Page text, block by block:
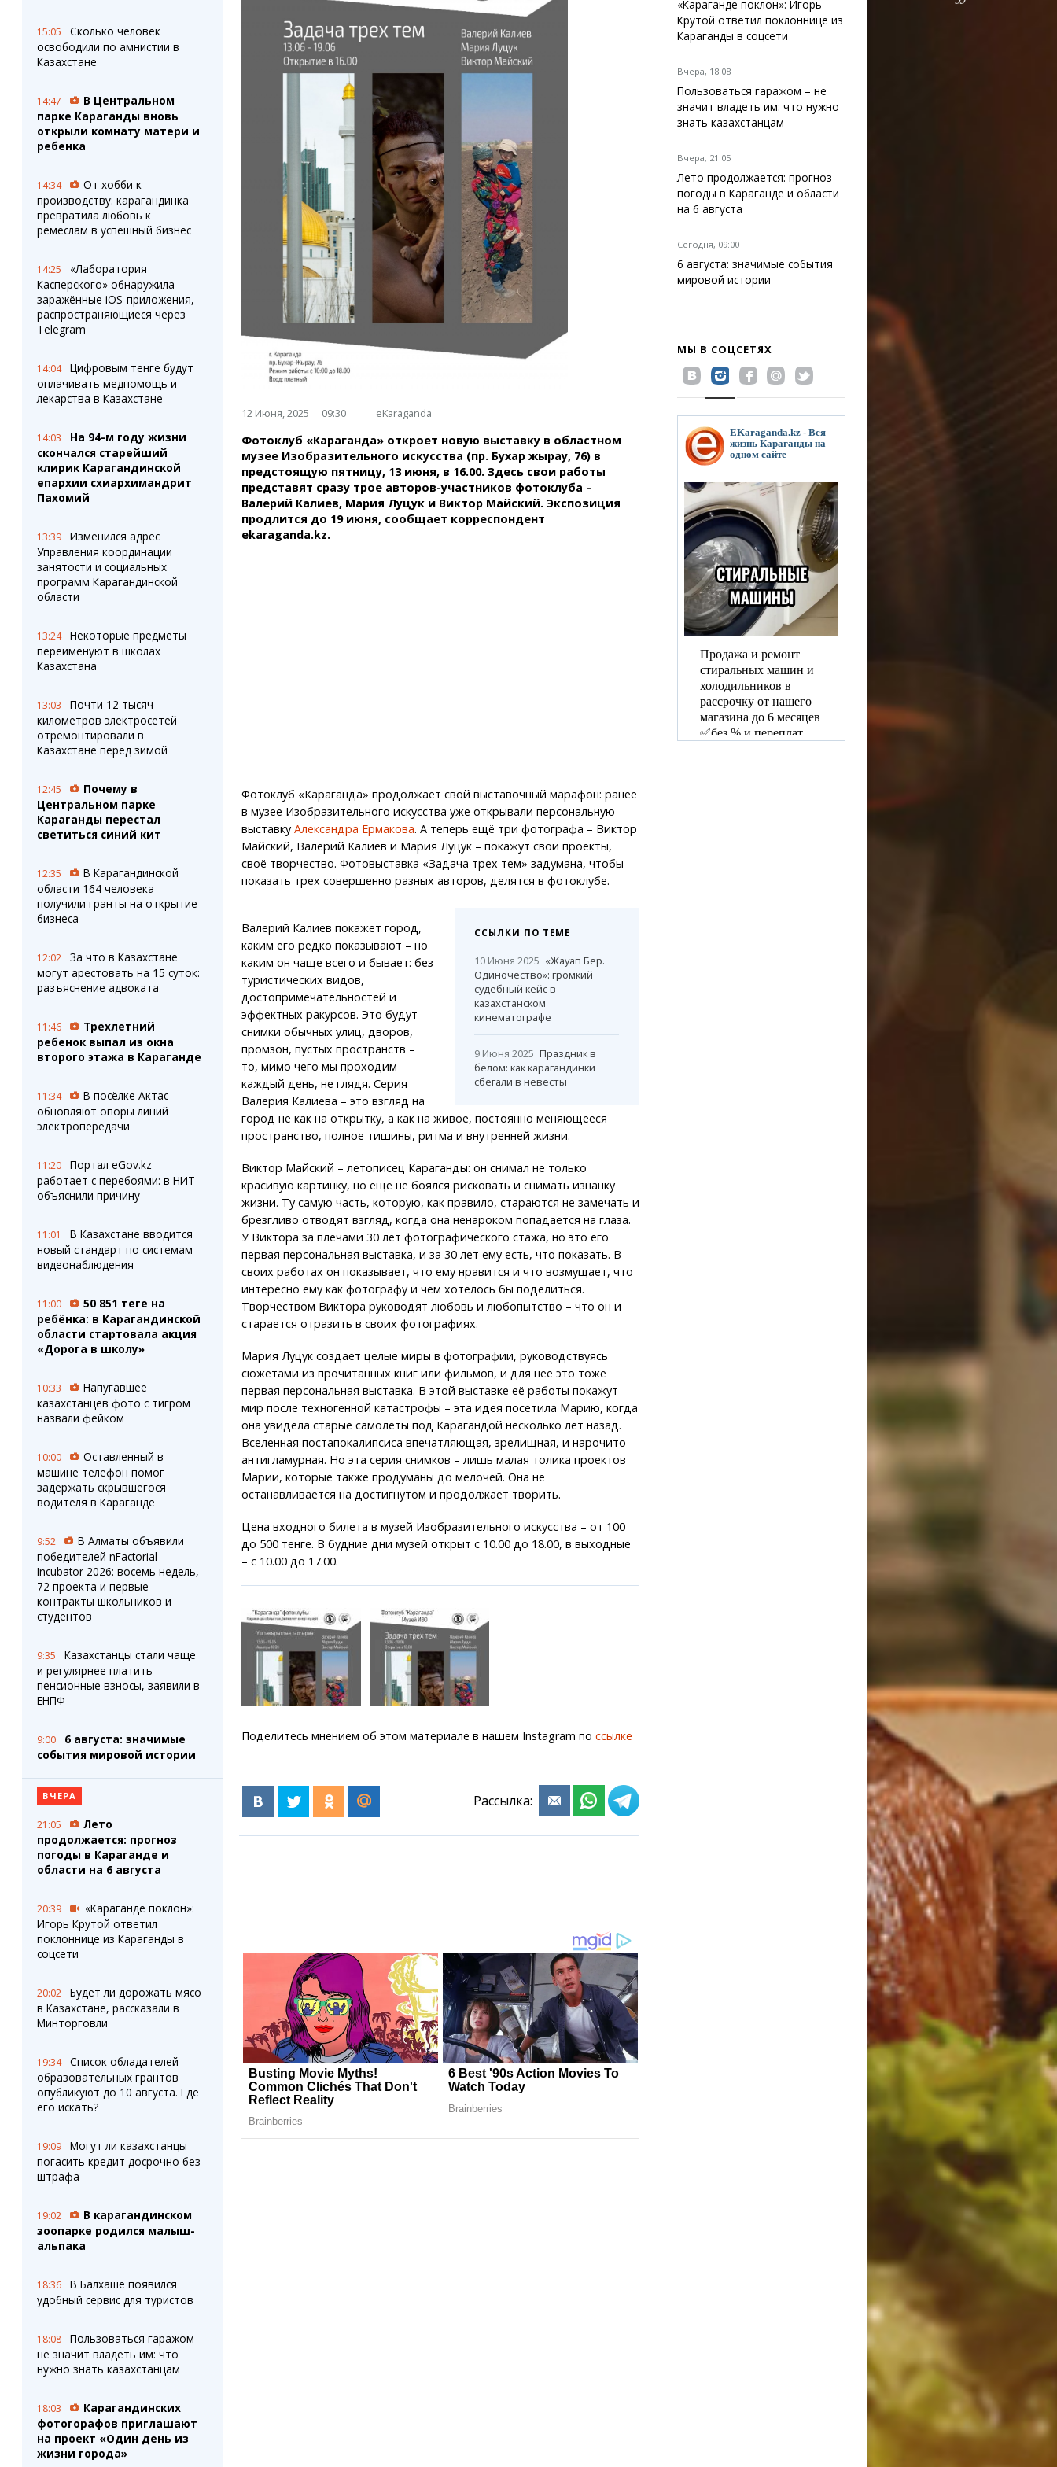
Штрихи
Коллаж недели
Ешкин гороскоп
Карта Караганды
Организации
Мой участковый
Перекрытие дорог
Темиртау
Балхаш
Жезказган
Медиа
Фото
Видео
Timelapse
Справочник
Расписание транспорта
Автобусные остановки
Экстренные службы
Каталог компаний
Купить шины, легко!
15:05
Сколько человек
освободили по амнистии в
Казахстане
14:47
В Центральном
парке Караганды вновь
открыли комнату матери и
ребенка
14:34
От хобби к
производству: карагандинка
превратила любовь к
ремёслам в успешный бизнес
14:25
«Лаборатория
Касперского» обнаружила
заражённые iOS-приложения,
распространяющиеся через
Telegram
14:04
Цифровым тенге будут
оплачивать медпомощь и
лекарства в Казахстане
14:03
На 94-м году жизни
скончался старейший
клирик Карагандинской
епархии схиархимандрит
Пахомий
13:39
Изменился адрес
Управления координации
занятости и социальных
программ Карагандинской
области
13:24
Некоторые предметы
переименуют в школах
Казахстана
13:03
Почти 12 тысяч
километров электросетей
отремонтировали в
Казахстане перед зимой
12:45
Почему в
Центральном парке
Караганды перестал
светиться синий кит
12:35
В Карагандинской
области 164 человека
получили гранты на открытие
бизнеса
12:02
За что в Казахстане
могут арестовать на 15 суток:
разъяснение адвоката
11:46
Трехлетний
ребенок выпал из окна
второго этажа в Караганде
11:34
В посёлке Актас
обновляют опоры линий
электропередачи
11:20
Портал eGov.kz
работает с перебоями: в НИТ
объяснили причину
11:01
В Казахстане вводится
новый стандарт по системам
видеонаблюдения
11:00
50 851 теңге на
ребёнка: в Карагандинской
области стартовала акция
«Дорога в школу»
10:33
Напугавшее
казахстанцев фото с тигром
назвали фейком
10:00
Оставленный в
машине телефон помог
задержать скрывшегося
водителя в Караганде
9:52
В Алматы объявили
победителей nFactorial
Incubator 2026: восемь недель,
72 проекта и первые
контракты школьников и
студентов
9:35
Казахстанцы стали чаще
и регулярнее платить
пенсионные взносы, заявили в
ЕНПФ
9:00
6 августа: значимые
события мировой истории
ВЧЕРА
21:05
Лето
продолжается: прогноз
погоды в Караганде и
области на 6 августа
20:39
«Караганде поклон»:
Игорь Крутой ответил
поклоннице из Караганды в
соцсети
20:02
Будет ли дорожать мясо
в Казахстане, рассказали в
Минторговли
19:34
Список обладателей
образовательных грантов
опубликуют до 10 августа. Где
его искать?
19:09
Могут ли казахстанцы
погасить кредит досрочно без
штрафа
19:02
В карагандинском
зоопарке родился малыш-
альпака
18:36
В Балхаше появился
удобный сервис для туристов
18:08
Пользоваться гаражом –
не значит владеть им: что
нужно знать казахстанцам
18:03
Карагандинских
фотогорафов приглашают
на проект «Один день из
жизни города»
12 Июня, 2025 09:30 eKaraganda
Фотоклуб «Караганда» откроет новую выставку в областном
музее Изобразительного искусства (пр. Бухар жырау, 76) в
предстоящую пятницу, 13 июня, в 16.00. Здесь свои работы
представят сразу трое авторов-участников фотоклуба –
Валерий Калиев, Мария Луцук и Виктор Майский. Экспозиция
продлится до 19 июня, сообщает корреспондент
ekaraganda.kz.
Фотоклуб «Караганда» продолжает свой выставочный марафон: ранее
в музее Изобразительного искусства уже открывали персональную
выставку Александра Ермакова. А теперь ещё три фотографа – Виктор
Майский, Валерий Калиев и Мария Луцук – покажут свои проекты,
своё творчество. Фотовыставка «Задача трех тем» задумана, чтобы
показать трех совершенно разных авторов, делятся в фотоклубе.
ССЫЛКИ ПО ТЕМЕ
10 Июня 2025 «Жауап Бер.
Одиночество»: громкий
судебный кейс в
казахстанском
кинематографе
9 Июня 2025 Праздник в
белом: как карагандинки
сбегали в невесты
Валерий Калиев покажет город,
каким его редко показывают – но
каким он чаще всего и бывает: без
туристических видов,
достопримечательностей и
эффектных ракурсов. Это будут
снимки обычных улиц, дворов,
промзон, пустых пространств –
то, мимо чего мы проходим
каждый день, не глядя. Серия
Валерия Калиева – это взгляд на
город не как на открытку, а как на живое, постоянно меняющееся
пространство, полное тишины, ритма и внутренней жизни.
Виктор Майский – летописец Караганды: он снимал не только
красивую картинку, но ещё не боялся рисковать и снимать изнанку
жизни. Ту самую часть, которую, как правило, стараются не замечать и
брезгливо отводят взгляд, когда она ненароком попадается на глаза.
У Виктора за плечами 30 лет фотографического стажа, но это его
первая персональная выставка, и за 30 лет ему есть, что показать. В
своих работах он показывает, что ему нравится и что возмущает, что
интересно ему как фотографу и чем хотелось бы поделиться.
Творчеством Виктора руководят любовь и любопытство – что он и
старается отразить в своих фотографиях.
Мария Луцук создает целые миры в фотографии, руководствуясь
сюжетами из прочитанных книг или фильмов, и для неё это тоже
первая персональная выставка. В этой выставке её работы покажут
мир после техногенной катастрофы – эта идея посетила Марию, когда
она увидела старые самолёты под Карагандой несколько лет назад.
Вселенная постапокалипсиса впечатляющая, зрелищная, и нарочито
антигламурная. Но эта серия снимков – лишь малая толика проектов
Марии, которые также продуманы до мелочей. Она не
останавливается на достигнутом и продолжает творить.
Цена входного билета в музей Изобразительного искусства – от 100
до 500 тенге. В будние дни музей открыт с 10.00 до 18.00, в выходные
– с 10.00 до 17.00.
Поделитесь мнением об этом материале в нашем Instagram по ссылке
Рассылка:
«Караганде поклон»: Игорь
Крутой ответил поклоннице из
Караганды в соцсети
Вчера, 18:08
Пользоваться гаражом – не
значит владеть им: что нужно
знать казахстанцам
Вчера, 21:05
Лето продолжается: прогноз
погоды в Караганде и области
на 6 августа
Сегодня, 09:00
6 августа: значимые события
мировой истории
МЫ В СОЦСЕТЯХ
EKaraganda.kz - Вся
жизнь Караганды на
одном сайте